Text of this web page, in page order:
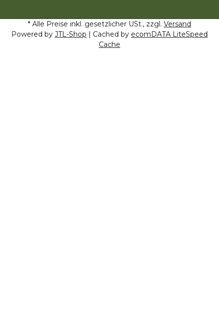
* Alle Preise inkl. gesetzlicher USt., zzgl. Versand
Powered by JTL-Shop | Cached by ecomDATA LiteSpeed
Cache